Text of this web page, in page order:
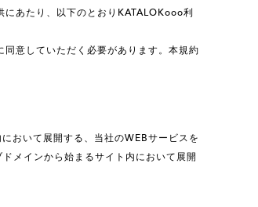
あたり、以下のとおりKATALOKooo利
意していただく必要があります。本規約
おいて展開する、当社のWEBサービスを
メインから始まるサイト内において展開